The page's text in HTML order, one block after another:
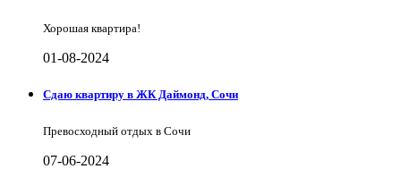
Хорошая квартира!
01-08-2024
Сдаю квартиру в ЖК Даймонд, Сочи
Превосходный отдых в Сочи
07-06-2024